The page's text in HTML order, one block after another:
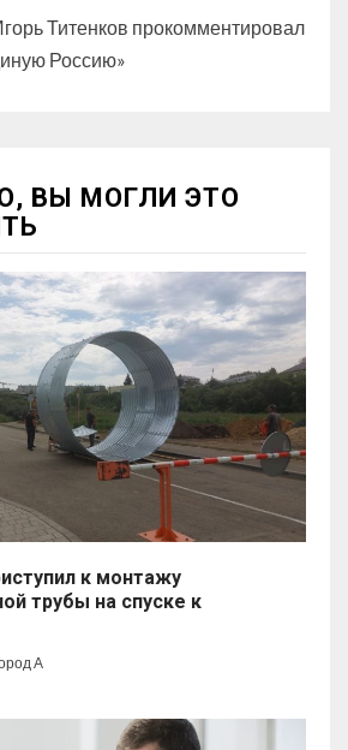
Титенков прокомментировал
Россию»
ВЫ МОГЛИ ЭТО
к монтажу
трубы на спуске к
А